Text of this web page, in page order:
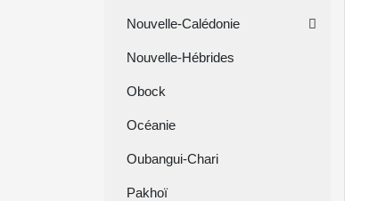
Nouvelle-Calédonie
Nouvelle-Hébrides
Obock
Océanie
Oubangui-Chari
Pakhoï